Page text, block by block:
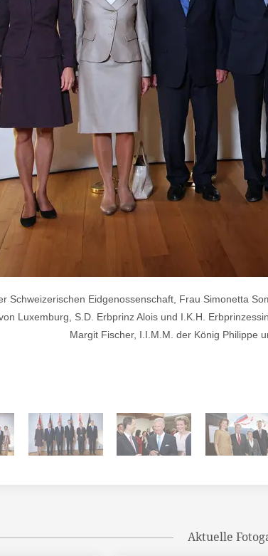
Schweizerischen Eidgenossenschaft, Frau Simonetta
Luxemburg, S.D. Erbprinz Alois und I.K.H.
Margit Fischer, I.I.M.M. der König Philippe
Aktuelle